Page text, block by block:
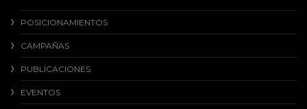
POSICIONAMIENTOS
CAMPAÑAS
PUBLICACIONES
EVENTOS